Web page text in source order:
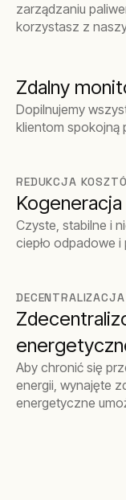
zarządzaniu
korzystasz z
Zdalny
Dopilnujemy
klientom spokojną
REDUKCJA
Kogeneracja
Czyste, stabilne i
ciepło odpadowe
Aby chronić się
energii, wynajęte
energetyczne